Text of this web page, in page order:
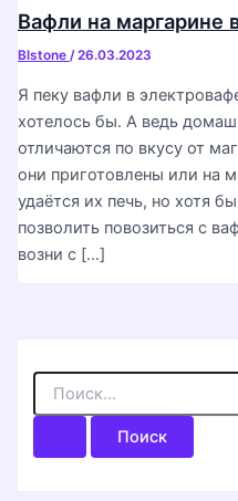
Вафли на маргарине
Blstone /26.03.2023
Я пеку вафли в
хотелось бы. А ведь
отличаются по вкусу от
они приготовлены или на
удаётся их печь, но хотя
позволить повозиться с
возни с […]
П
и